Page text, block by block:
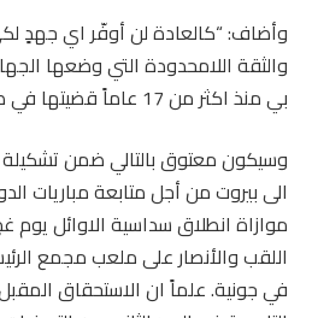
وأضاف: “كالعادة لن أوفّر اي جهدٍ
والثقة اللامحدودة التي وضعها
بي منذ اكثر من 17 عاماً قضيتها في صفوف المنتخب اللبناني”.
وسيكون معتوق بالتالي ضمن
الى بيروت من أجل متابعة مباريات
موازاة انطلاق سداسية الاوائل
اللقب والأنصار على ملعب مجمع
في جونية. علماً ان الاستحقاق